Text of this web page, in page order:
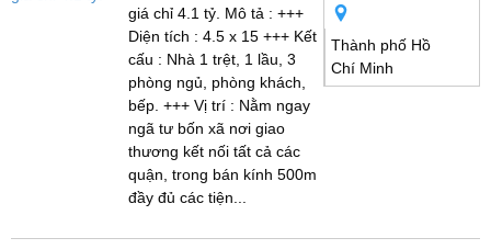
giá chỉ 4.1 tỷ. Mô tả : +++
Diện tích : 4.5 x 15 +++ Kết
cấu : Nhà 1 trệt, 1 lầu, 3
phòng ngủ, phòng khách,
bếp. +++ Vị trí : Nằm ngay
ngã tư bốn xã nơi giao
thương kết nối tất cả các
quận, trong bán kính 500m
đầy đủ các tiện...
Thành phố Hồ
Chí Minh